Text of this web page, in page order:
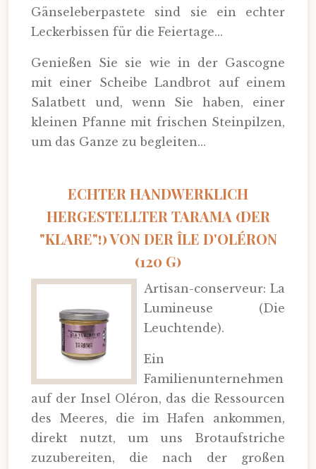
Gänseleberpastete sind sie ein echter
Leckerbissen für die Feiertage...
Genießen Sie sie wie in der Gascogne
mit einer Scheibe Landbrot auf einem
Salatbett und, wenn Sie haben, einer
kleinen Pfanne mit frischen Steinpilzen,
um das Ganze zu begleiten...
ECHTER HANDWERKLICH
HERGESTELLTER TARAMA (DER
"KLARE"!) VON DER ÎLE D'OLÉRON
(120 G)
Artisan-conserveur: La
Lumineuse (Die
Leuchtende).
Ein
Familienunternehmen
auf der Insel Oléron, das die Ressourcen
des Meeres, die im Hafen ankommen,
direkt nutzt, um uns Brotaufstriche
zuzubereiten, die nach der großen